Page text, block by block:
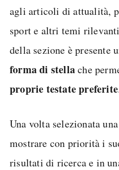
agli articoli di attualità,
sport e altri temi
della sezione è presente
forma di stellache
proprie testate preferite
Una volta selezionata
mostrare con priorità i
risultati di ricerca e in